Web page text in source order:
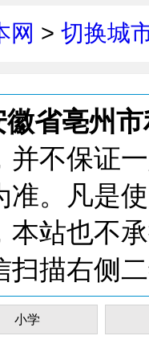
网 > 切换城
徽省亳州
并不保证
准。凡是
本站也不
扫描右侧
小学